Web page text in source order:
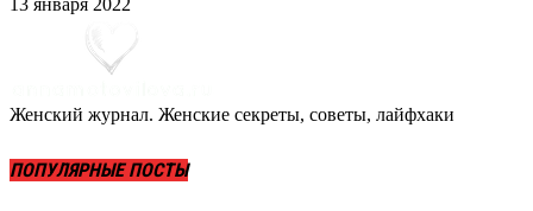
Женский журнал. Женские секреты, советы, лайфхаки
ПОПУЛЯРНЫЕ ПОСТЫ